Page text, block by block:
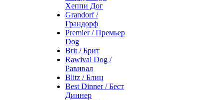
Хеппи Дог
Grandorf /
Грандорф
Premier / Премьер
Dog
Brit / Брит
Rawival Dog /
Равивал
Blitz / Блиц
Best Dinner / Бест
Диннер